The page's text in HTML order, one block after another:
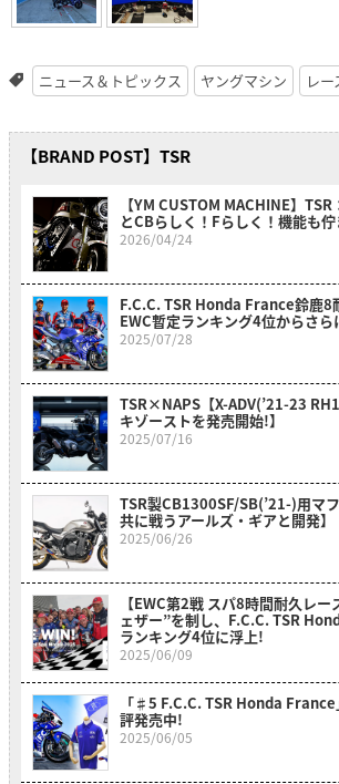
ニュース＆トピックス ヤングマシン レー
【BRAND POST】TSR
【YM CUSTOM MACHINE】
とCBらしく！Fらしく！機能も
2026/04/24
F.C.C. TSR Honda France鈴鹿
EWC暫定ランキング4位からさ
2025/07/28
TSR×NAPS【X-ADV(’21-23
キゾーストを発売開始!】
2025/07/16
TSR製CB1300SF/SB(’21-)用マ
共に戦うアールズ・ギアと開発】
2025/06/26
【EWC第2戦 スパ8時間耐久レ
ェザー”を制し、F.C.C. TSR
ランキング4位に浮上!
2025/06/09
「♯5 F.C.C. TSR Honda France」 チームグッズ好
評発売中!
2025/06/05